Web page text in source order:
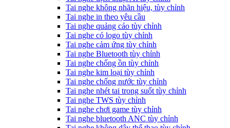
Tai nghe không nhãn hiệu, tùy chỉnh
Tai nghe in theo yêu cầu
Tai nghe quảng cáo tùy chỉnh
Tai nghe có logo tùy chỉnh
Tai nghe cảm ứng tùy chỉnh
Tai nghe Bluetooth tùy chỉnh
Tai nghe chống ồn tùy chỉnh
Tai nghe kim loại tùy chỉnh
Tai nghe chống nước tùy chỉnh
Tai nghe nhét tai trong suốt tùy chỉnh
Tai nghe TWS tùy chỉnh
Tai nghe chơi game tùy chỉnh
Tai nghe bluetooth ANC tùy chỉnh